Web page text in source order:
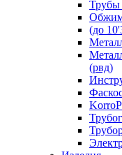
Трубы
(до
(рвд)